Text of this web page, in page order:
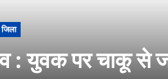
: युवक पर चाकू से